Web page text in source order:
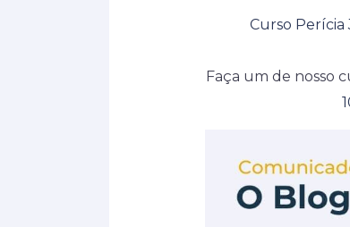
Curso
Faça um de nosso